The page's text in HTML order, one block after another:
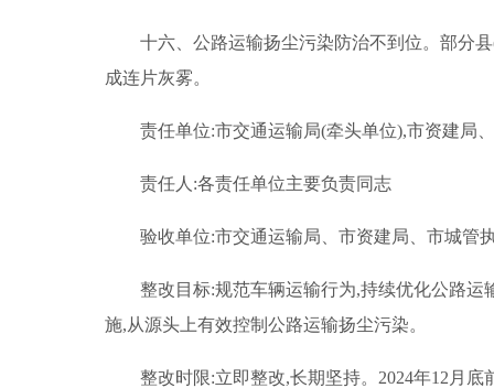
十六、公路运输扬尘污染防治不到位。部分
成连片灰雾。
责任单位:市交通运输局(牵头单位),市资建局
责任人:各责任单位主要负责同志
验收单位:市交通运输局、市资建局、市城管
整改目标:规范车辆运输行为,持续优化公路
施,从源头上有效控制公路运输扬尘污染。
整改时限:立即整改,长期坚持。2024年12月底